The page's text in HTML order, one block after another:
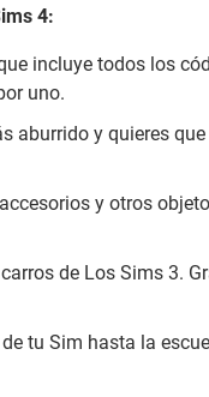
4:
incluye todos los
uno.
y quieres
y otros
de Los Sims 3.
tu Sim hasta la